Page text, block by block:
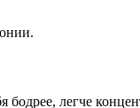
легче